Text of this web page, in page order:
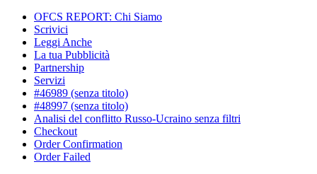
OFCS REPORT: Chi Siamo
Scrivici
Leggi Anche
La tua Pubblicità
Partnership
Servizi
#46989 (senza titolo)
#48997 (senza titolo)
Analisi del conflitto Russo-Ucraino senza filtri
Checkout
Order Confirmation
Order Failed